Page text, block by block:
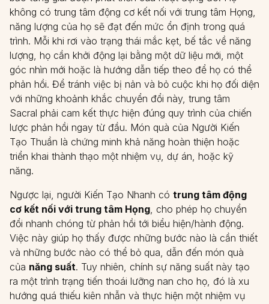
không có trung tâm động cơ kết nối với trung tâm Họng,
năng lượng của họ sẽ đạt đến mức ổn định trong quá
trình. Mỗi khi rơi vào trạng thái mắc kẹt, bế tắc về năng
lượng, họ cần khởi động lại bằng một dữ liệu mới, một
góc nhìn mới hoặc là hướng dẫn tiếp theo để họ có thể
phản hồi. Để tránh việc bị nản và bỏ cuộc khi họ đối diện
với những khoảnh khắc chuyển đổi này, trung tâm
Sacral phải cam kết thực hiện đúng quy trình của chiến
lược phản hồi ngay từ đầu. Món quà của Người Kiến
Tạo Thuần là chứng minh khả năng hoàn thiện hoặc
triển khai thành thạo một nhiệm vụ, dự án, hoặc kỹ
năng.
Ngược lại, người Kiến Tạo Nhanh có trung tâm động
cơ kết nối với trung tâm Họng , cho phép họ chuyển
đổi nhanh chóng từ phản hồi tới biểu hiện/hành động.
Việc này giúp họ thấy được những bước nào là cần thiết
và những bước nào có thể bỏ qua, dẫn đến món quà
của năng suất. Tuy nhiên, chính sự năng suất này tạo
ra một trình trạng tiến thoái lưỡng nan cho họ, đó là xu
hướng quá thiếu kiên nhẫn và thực hiện một nhiệm vụ